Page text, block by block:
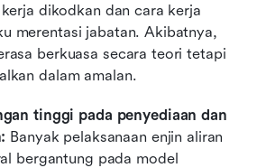
dikodkan dan cara kerja
merentasi jabatan. Akibatnya,
berkuasa secara teori tetapi
dalam amalan.
tinggi pada penyediaan dan
Banyak pelaksanaan enjin aliran
bergantung pada model